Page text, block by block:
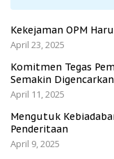
Kekejaman OPM
April 23, 2025
Komitmen Tegas
Semakin Digencarkan
April 11, 2025
Mengutuk
Penderitaan
April 9, 2025